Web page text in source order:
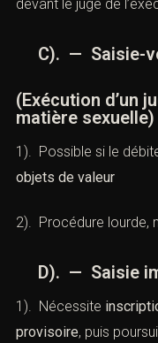
devant le juge de
C). — Saisie-
(Exécution d’un
matière sexuelle)
1). Possible si le
objets de valeur
2). Procédure lourde,
D). — Saisie
1). Nécessite
provisoire, puis